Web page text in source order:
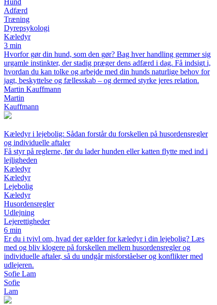
Hund
Adfærd
Træning
Dyrepsykologi
Kæledyr
3 min
Hvorfor gør din hund, som den gør? Bag hver handling gemmer sig
urgamle instinkter, der stadig præger dens adfærd i dag. Få indsigt i,
hvordan du kan tolke og arbejde med din hunds naturlige behov for
jagt, beskyttelse og fællesskab – og dermed styrke jeres relation.
Martin Kauffmann
Martin
Kauffmann
Kæledyr i lejebolig: Sådan forstår du forskellen på husordensregler
og individuelle aftaler
Få styr på reglerne, før du lader hunden eller katten flytte med ind i
lejligheden
Kæledyr
Kæledyr
Lejebolig
Kæledyr
Husordensregler
Udlejning
Lejerettigheder
6 min
Er du i tvivl om, hvad der gælder for kæledyr i din lejebolig? Læs
med og bliv klogere på forskellen mellem husordensregler og
individuelle aftaler, så du undgår misforståelser og konflikter med
udlejeren.
Sofie Lam
Sofie
Lam